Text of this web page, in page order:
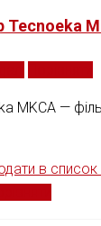
Tecnoeka
MKCA —
в